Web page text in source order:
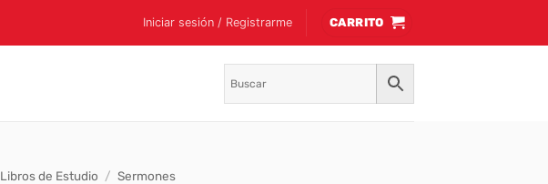
Iniciar sesión / Registrarme CARRITO
Libros de Estudio / Sermones